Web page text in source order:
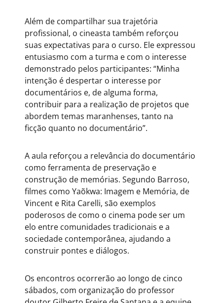
Além de compartilhar sua trajetória
profissional, o cineasta também reforçou
suas expectativas para o curso. Ele expressou
entusiasmo com a turma e com o interesse
demonstrado pelos participantes: “Minha
intenção é despertar o interesse por
documentários e, de alguma forma,
contribuir para a realização de projetos que
abordem temas maranhenses, tanto na
ficção quanto no documentário”.
A aula reforçou a relevância do documentário
como ferramenta de preservação e
construção de memórias. Segundo Barroso,
filmes como Yaõkwa: Imagem e Memória, de
Vincent e Rita Carelli, são exemplos
poderosos de como o cinema pode ser um
elo entre comunidades tradicionais e a
sociedade contemporânea, ajudando a
construir pontes e diálogos.
Os encontros ocorrerão ao longo de cinco
sábados, com organização do professor